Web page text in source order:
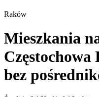
Raków
Mieszkania
Częstochowa
bez